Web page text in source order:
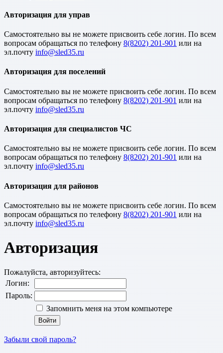
Авторизация для управ
Cамостоятельно вы не можете присвоить себе логин. По всем
вопросам обращаться по телефону 8(8202) 201-901 или на
эл.почту
Авторизация для поселений
Cамостоятельно вы не можете присвоить себе логин. По всем
вопросам обращаться по телефону 8(8202) 201-901 или на
эл.почту
Авторизация для специалистов ЧС
Cамостоятельно вы не можете присвоить себе логин. По всем
вопросам обращаться по телефону 8(8202) 201-901 или на
эл.почту
Авторизация для районов
Cамостоятельно вы не можете присвоить себе логин. По всем
вопросам обращаться по телефону 8(8202) 201-901 или на
эл.почту
Авторизация
Пожалуйста, авторизуйтесь:
Логин:
Пароль:
Запомнить меня на этом компьютере
Забыли свой пароль?